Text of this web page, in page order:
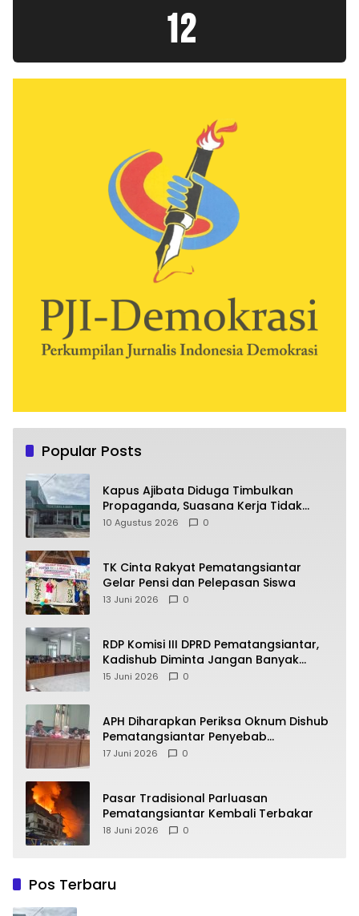
14
Popular Posts
Kapus Ajibata Diduga Timbulkan
Propaganda, Suasana Kerja Tidak
Harmonis
10 Agustus 2026 0
TK Cinta Rakyat Pematangsiantar
Gelar Pensi dan Pelepasan Siswa
13 Juni 2026 0
RDP Komisi III DPRD Pematangsiantar,
Kadishub Diminta Jangan Banyak
Alasan
15 Juni 2026 0
APH Diharapkan Periksa Oknum Dishub
Pematangsiantar Penyebab
Kebocoran PAD Retribusi Parkir
17 Juni 2026 0
Pasar Tradisional Parluasan
Pematangsiantar Kembali Terbakar
18 Juni 2026 0
Pos Terbaru